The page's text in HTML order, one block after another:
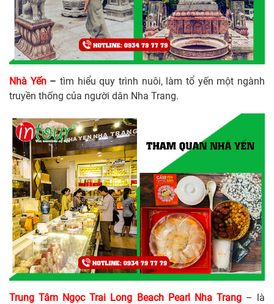
Nhà Yến – tìm hiểu quy trình nuôi, làm tổ yến một ngành
truyền thống của người dân Nha Trang.
Trung Tâm Ngọc Trai Long Beach Pearl Nha Trang– là